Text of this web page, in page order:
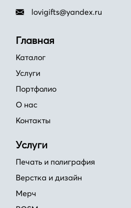
lovigifts@yandex.ru
Главная
Каталог
Услуги
Портфолио
О нас
Контакты
Услуги
Печать и полиграфия
Верстка и дизайн
Мерч